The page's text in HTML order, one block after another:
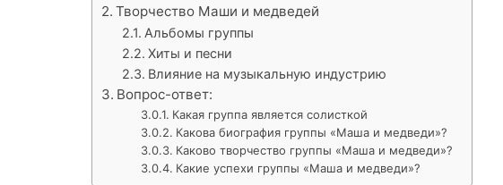
Творчество Маши и медведей
Альбомы группы
Хиты и песни
Влияние на музыкальную индустрию
Вопрос-ответ:
Какая группа является солисткой
Какова биография группы «Маша и медведи»?
Каково творчество группы «Маша и медведи»?
Какие успехи группы «Маша и медведи»?